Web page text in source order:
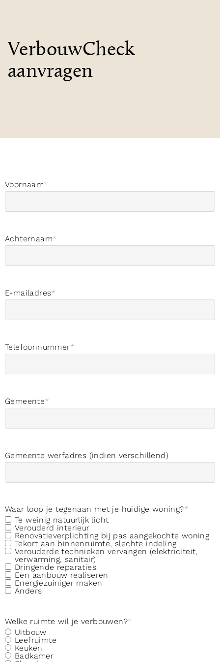
VerbouwCheck
aanvragen
Voornaam*
Achternaam*
E-mailadres*
Telefoonnummer*
Gemeente*
Gemeente werfadres (indien verschillend)
Waar loop je tegenaan met je huidige woning?*
Te weinig natuurlijk licht
Verouderd interieur
Renovatieverplichting bij pas aangekochte woning
Tekort aan binnenruimte, slechte indeling
Verouderde technieken vervangen (elektriciteit,
verwarming, sanitair)
Dringende reparaties
Een aanbouw realiseren
Energiezuiniger maken
Anders
Welke ruimte wil je verbouwen?*
Uitbouw
Leefruimte
Keuken
Badkamer